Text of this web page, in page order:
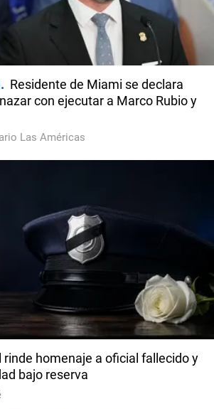
Residente de Miami se declara
con ejecutar a Marco Rubio y
Las Américas
rinde homenaje a oficial fallecido y
bajo reserva